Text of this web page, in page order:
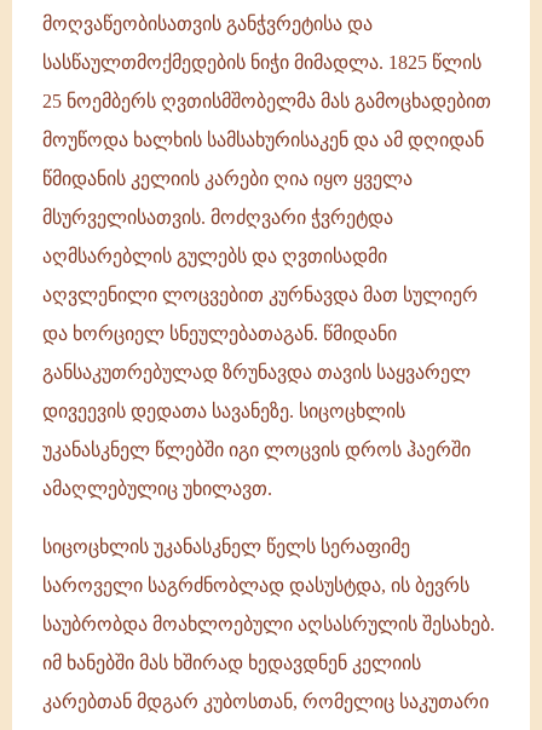
მოღვაწეობისათვის განჭვრეტისა და
სასწაულთმოქმედების ნიჭი მიმადლა. 1825 წლის
25 ნოემბერს ღვთისმშობელმა მას გამოცხადებით
მოუწოდა ხალხის სამსახურისაკენ და ამ დღიდან
წმიდანის კელიის კარები ღია იყო ყველა
მსურველისათვის. მოძღვარი ჭვრეტდა
აღმსარებლის გულებს და ღვთისადმი
აღვლენილი ლოცვებით კურნავდა მათ სულიერ
და ხორციელ სნეულებათაგან. წმიდანი
განსაკუთრებულად ზრუნავდა თავის საყვარელ
დივეევის დედათა სავანეზე. სიცოცხლის
უკანასკნელ წლებში იგი ლოცვის დროს ჰაერში
ამაღლებულიც უხილავთ.
სიცოცხლის უკანასკნელ წელს სერაფიმე
საროველი საგრძნობლად დასუსტდა, ის ბევრს
საუბრობდა მოახლოებული აღსასრულის შესახებ.
იმ ხანებში მას ხშირად ხედავდნენ კელიის
კარებთან მდგარ კუბოსთან, რომელიც საკუთარი